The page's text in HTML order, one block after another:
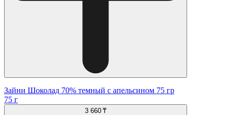
Зайни Шоколад 70% темный с апельсином 75 гр
75 г
3 660 ₸